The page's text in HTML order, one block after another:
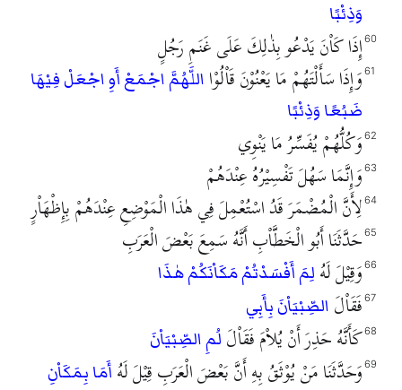
وَذِئْبًا
إِذَا كَاْنَ يَدْعُو بِذٰلِكَ عَلَى غَنَمِ رَجُلٍ 60
وَإِذَا سَأَلْتَهُمْ مَا يَعْنُوْنَ قَاْلُوْا اللَّهُمَّ اجْمَعْ أَوِ اجْعَلْ فِيْهَا
ضَبُعًا وَذِئْبًا
61
وَكُلُّهُمْ يُفَسِّرُ مَا يَنْوِي 62
وَإِنَّمَا سَهُلَ تَفْسِيْرُهُ عِنْدَهُمْ 63
لِأَنَّ الْمُضْمَرَ قَدُ اسْتُعْمِلَ فِي هٰذَا الْمَوْضِعِ عِنْدَهُمْ بِإِظْهَاْرٍ 64
حَدَّثَنَا أَبُو الْخَطَّاْبِ أَنَّهُ سَمِعَ بَعْضَ الْعَرَبِ 65
وَقِيْلَ لَهُ لِمَ أَفْسَدْتُمْ مَكَاْنَكُمْ هٰذَا 66
فَقَاْلَ الصِّبْيَاْنَ بِأَبِي 67
كَأَنَّهُ حَذِرَ أَنْ يُلاْمَ فَقَاْلَ لُمِ الصِّبْيَاْنَ 68
وَحَدَّثَنَا مَنْ يُوْثَقُ بِهِ أَنَّ بَعْضَ الْعَرَبِ قِيْلَ لَهُ أَمَا بِمَكَاْنِ
69